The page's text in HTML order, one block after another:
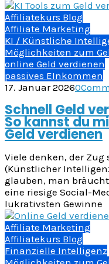
Affiliatekurs Blog
Affiliate Marketing
KI / Künstliche
Möglichkeiten zum
online Geld verdienen
passives EInkommen
17. Januar 20260
Schnell Geld
So kannst du
Geld verdienen
Viele denken, der Zug
(Künstlicher
glauben, man
eine riesige Social-
lukrativsten Gewinne
Affiliate Marketing
Affiliatekurs Blog
Finanzielle Intelligenz